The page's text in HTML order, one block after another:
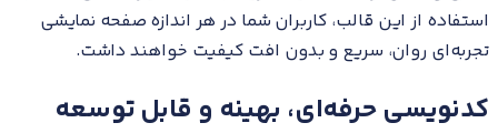
استفاده از این قالب، کاربران شما در هر اندازه صفحه نمایشی
تجربه‌ای روان، سریع و بدون افت کیفیت خواهند داشت.
کدنویسی حرفه‌ای، بهینه و قابل توسعه